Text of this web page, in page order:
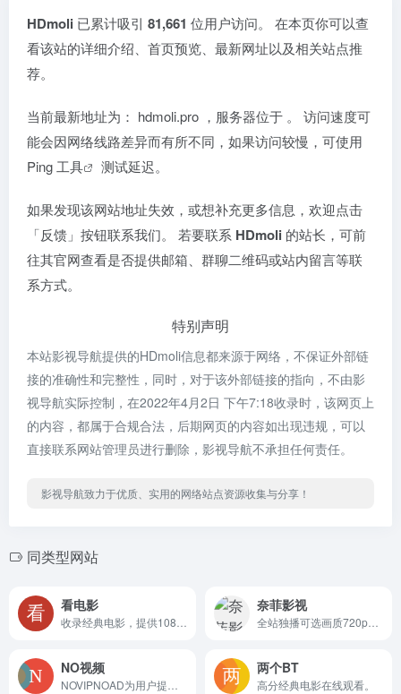
HDmoli 已累计吸引 81,661 位用户访问。 在本页你可以查
看该站的详细介绍、首页预览、最新网址以及相关站点推
荐。
当前最新地址为： hdmoli.pro ，服务器位于 。 访问速度可
能会因网络线路差异而有所不同，如果访问较慢，可使用
Ping 工具
测试延迟。
如果发现该网站地址失效，或想补充更多信息，欢迎点击
「反馈」按钮联系我们。 若要联系 HDmoli 的站长，可前
往其官网查看是否提供邮箱、群聊二维码或站内留言等联
系方式。
特别声明
本站影视导航提供的HDmoli信息都来源于网络，不保证外部链
接的准确性和完整性，同时，对于该外部链接的指向，不由影
视导航实际控制，在2022年4月2日 下午7:18收录时，该网页上
的内容，都属于合规合法，后期网页的内容如出现违规，可以
直接联系网站管理员进行删除，影视导航不承担任何责任。
影视导航致力于优质、实用的网络站点资源收集与分享！
同类型网站
看电影 奈菲影视
NO视频 两个BT
高分经典电影在线观看。